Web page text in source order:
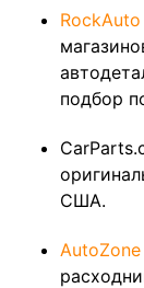
RockAuto
подбор
США.
AutoZone